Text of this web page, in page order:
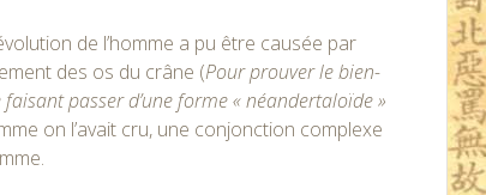
de l’homme a pu être causée par
des os du crâne (Pour prouver le bien-
passer d’une forme « néandertaloïde »
on l’avait cru, une conjonction complexe